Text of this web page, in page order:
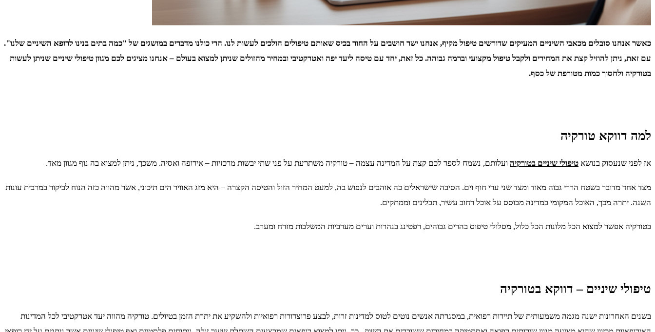
כאשר אנחנו סובלים מכאבי השיניים המעיקים שדורשים טיפול מקיף, אנחנו ישר חושבים על החור בכיס שאותם טיפולים הולכים לעשות לנו. הרי כולנו מדברים במושגים של "כמה בתים בנינו לרופא השיניים שלנו".
עם זאת, ניתן להוזיל קצת את המחירים ולקבל טיפול מקצועי וברמה גבוהה. כל זאת, יחד עם טיסה ליעד יפה ואטרקטיבי ובמחיר מהזולים שניתן למצוא בעולם – אנחנו מציגים לכם מגוון טיפולי שיניים שניתן לעשות
בטורקיה ולחסוך כמות מטורפת של כסף.
למה דווקא טורקיה
אז לפני שנעסוק בנושא טיפולי שיניים בטורקיה ועלותם, נשמח לספר לכם קצת על המדינה עצמה – טורקיה משתרעת על פני שתי יבשות מרכזיות – אירופה ואסיה. משכך, ניתן למצוא בה נוף מגוון מאד.
מצד אחד מדובר בשטח הררי גבוה מאוד ומצד שני ערי חוף וים. הסיבה שישראלים כה אוהבים לנפוש בה, למעט המחיר הזול והטיסה הקצרה – היא מזג האוויר הים תיכוני, אשר מהווה כזה הנוח לביקור במרבית עונות
השנה. יתרה מכך, האוכל המקומי במדינה מבוסס על אוכל רחוב עשיר, תבלינים וממתקים.
בטורקיה אפשר למצוא הכל מלונות הכל כלול, מסלולי טיפוס בהרים גבוהים, רפטינג בנהרות וערים מערביות המשלבות מזרח ומערב.
טיפולי שיניים – דווקא בטורקיה
בשנים האחרונות ישנה מגמה משמעותית של תיירות רפואית, במסגרתה אנשים נוטים לטוס למדינות זרות, לבצע פרוצדורות רפואיות ולהשקיע את יתרת הזמן בטיולים. טורקיה מהווה יעד אטרקטיבי לכל המדינות